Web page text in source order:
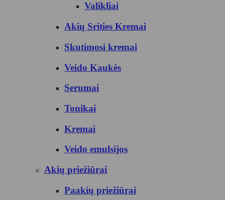
Valikliai
Akių Srities Kremai
Skutimosi kremai
Veido Kaukės
Serumai
Tonikai
Kremai
Veido emulsijos
Akių priežiūrai
Paakių priežiūrai